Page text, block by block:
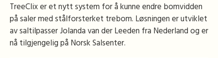
TreeClix er et nytt system for å kunne endre bomvidden
på saler med stålforsterket trebom. Løsningen er utviklet
av saltilpasser Jolanda van der Leeden fra Nederland og er
nå tilgjengelig på Norsk Salsenter.